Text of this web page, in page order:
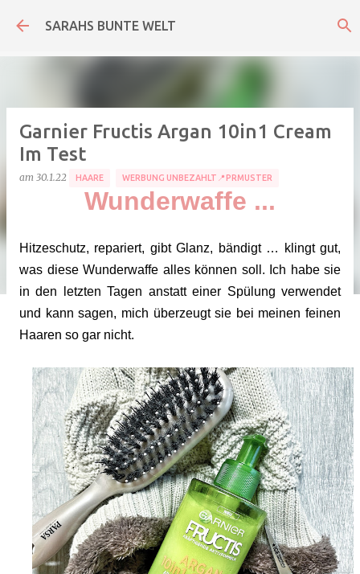
Direkt zum Hauptbereich
SARAHS BUNTE WELT
Garnier Fructis Argan 10in1 Cream
Im Test
am 30.1.22 HAARE WERBUNG UNBEZAHLT📍PRMUSTER
Wunderwaffe ...
Hitzeschutz, repariert, gibt Glanz, bändigt … klingt gut,
was diese Wunderwaffe alles können soll. Ich habe sie
in den letzten Tagen anstatt einer Spülung verwendet
und kann sagen, mich überzeugt sie bei meinen feinen
Haaren so gar nicht.